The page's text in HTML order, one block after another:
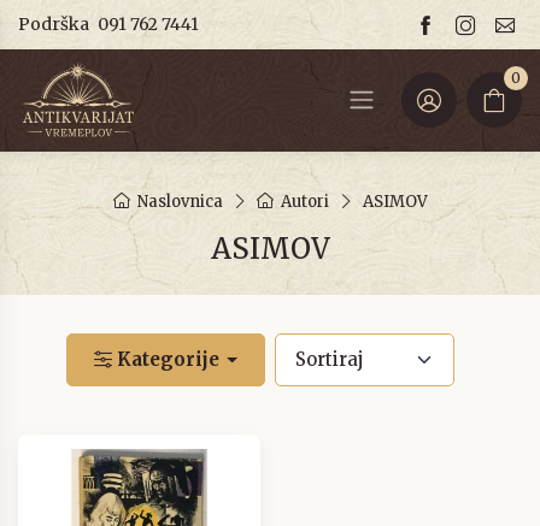
Podrška 091 762 7441
0
Naslovnica Autori ASIMOV
ASIMOV
Kategorije